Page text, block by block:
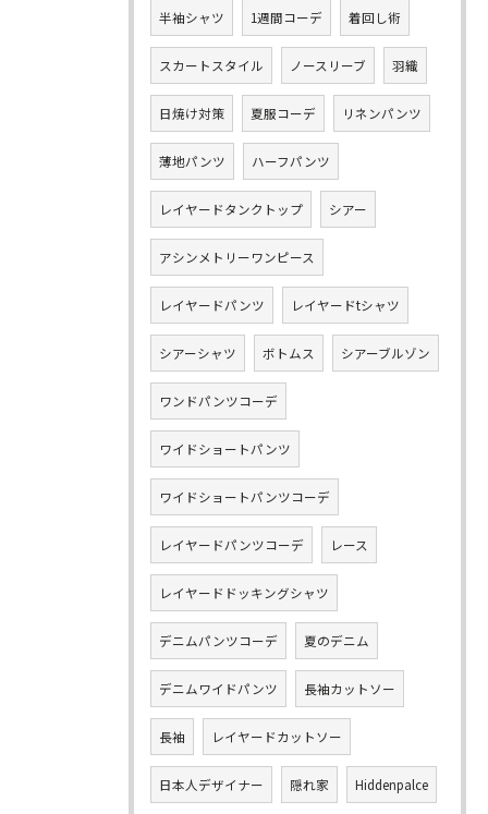
半袖シャツ 1週間コーデ 着回し術
スカートスタイル ノースリーブ 羽織
日焼け対策 夏服コーデ リネンパンツ
薄地パンツ ハーフパンツ
レイヤードタンクトップ シアー
アシンメトリーワンピース
レイヤードパンツ レイヤードtシャツ
シアーシャツ ボトムス シアーブルゾン
ワンドパンツコーデ
ワイドショートパンツ
ワイドショートパンツコーデ
レイヤードパンツコーデ レース
レイヤードドッキングシャツ
デニムパンツコーデ 夏のデニム
デニムワイドパンツ 長袖カットソー
長袖 レイヤードカットソー
日本人デザイナー 隠れ家 Hiddenpalce